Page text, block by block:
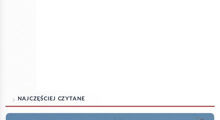
NAJCZĘŚCIEJ CZYTANE